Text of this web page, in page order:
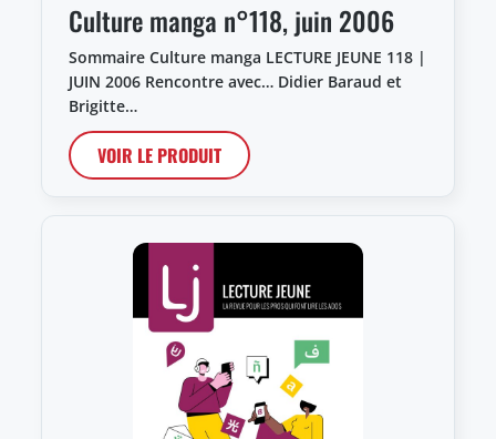
Culture manga n°118, juin 2006
Sommaire Culture manga LECTURE JEUNE 118 |
JUIN 2006 Rencontre avec… Didier Baraud et
Brigitte…
VOIR LE PRODUIT